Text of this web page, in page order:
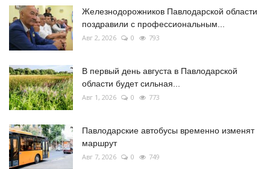
Железнодорожников Павлодарской области
поздравили с профессиональным...
Авг 2, 2026 0 793
В первый день августа в Павлодарской
области будет сильная...
Авг 1, 2026 0 773
Павлодарские автобусы временно изменят
маршрут
Авг 7, 2026 0 749